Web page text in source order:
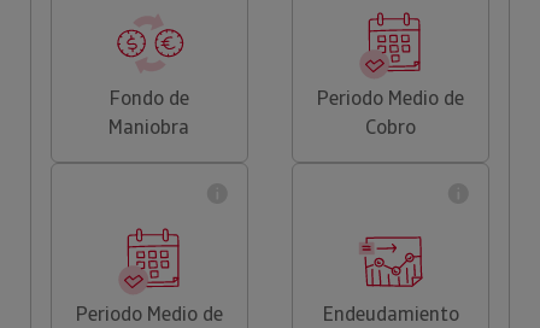
Fondo de
Maniobra
Periodo Medio de
Cobro
Periodo Medio de
Endeudamiento